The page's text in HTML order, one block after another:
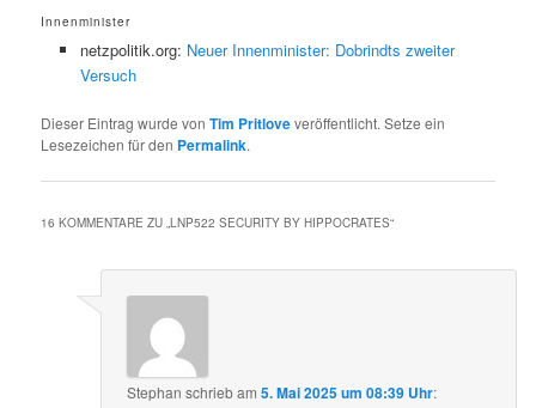
Innenminister
netzpolitik.org: Neuer Innenminister: Dobrindts zweiter
Versuch
Dieser Eintrag wurde vonTim Pritloveveröffentlicht. Setze ein
Lesezeichen für den Permalink.
16 KOMMENTARE ZU „LNP522 SECURITY BY HIPPOCRATES“
Stephan schriebam5. Mai 2025 um 08:39 Uhr: